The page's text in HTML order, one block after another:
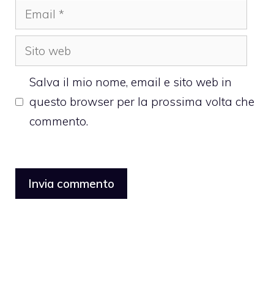
Email
Sito
web
Salva il mio nome, email e sito web in
questo browser per la prossima volta che
commento.